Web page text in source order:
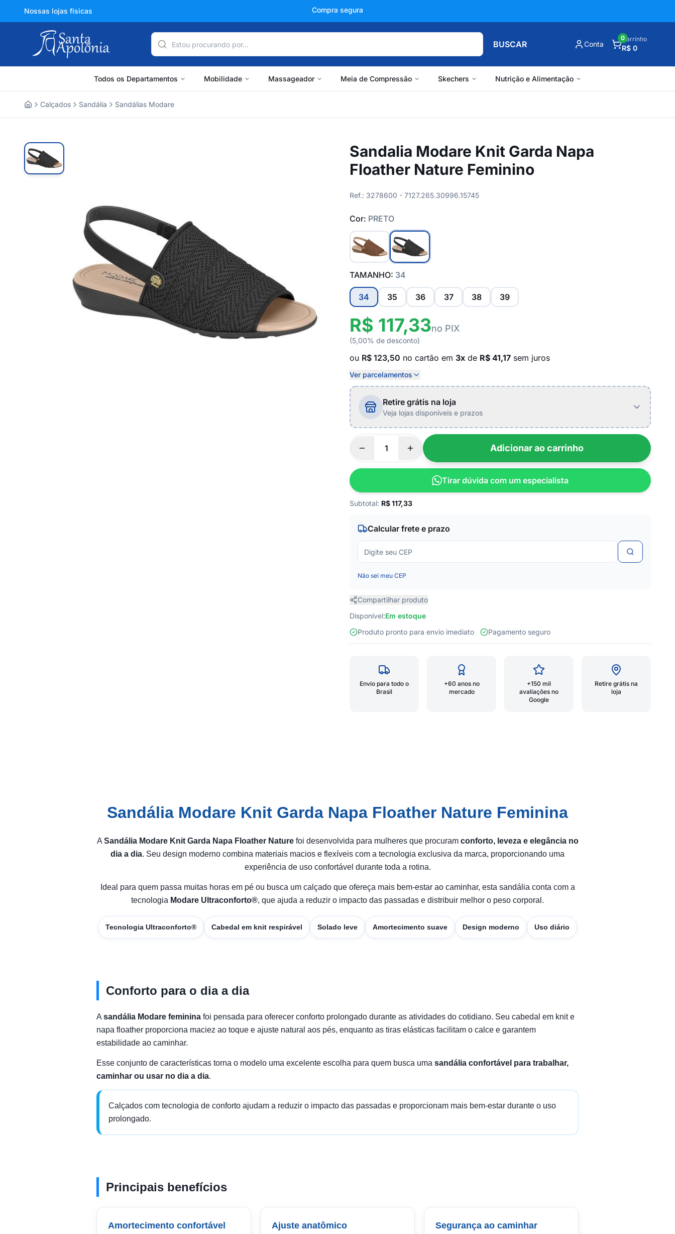
Nossas lojas físicas +150 mil avaliações
BUSCAR Conta
Carrinho
R$ 0
0
Todos os Departamentos Mobilidade Massageador Meia de Compressão Skechers Nutrição e Alimentação
Calçados Sandália Sandálias Modare
Sandalia Modare Knit Garda Napa
Floather Nature Feminino
Ref.: 3278600 - 7127.265.30996.15745
Cor: PRETO
TAMANHO: 34
34 35 36 37 38 39
R$ 117,33no PIX
(5,00% de desconto)
ou R$ 123,50 no cartão em 3x de R$ 41,17 sem juros
Ver parcelamentos
Retire grátis na loja
Veja lojas disponíveis e prazos
Adicionar ao carrinho
Tirar dúvida com um especialista
Subtotal: R$117,33
Calcular frete e prazo
Não sei meu CEP
Compartilhar produto
Disponível:Em estoque
Produto pronto para envio imediato
Pagamento seguro
Envio para todo o
Brasil
+60 anos no
mercado
+150 mil
avaliações no
Google
Retire grátis na
loja
Sandália Modare Knit Garda Napa Floather Nature Feminina
A Sandália Modare Knit Garda Napa Floather Naturefoi desenvolvida para mulheres que procuram conforto, leveza e elegância no
dia a dia. Seu design moderno combina materiais macios e flexíveis com a tecnologia exclusiva da marca, proporcionando uma
experiência de uso confortável durante toda a rotina.
Ideal para quem passa muitas horas em pé ou busca um calçado que ofereça mais bem-estar ao caminhar, esta sandália conta com a
tecnologia Modare Ultraconforto®, que ajuda a reduzir o impacto das passadas e distribuir melhor o peso corporal.
Tecnologia Ultraconforto® Cabedal em knit respirável Solado leve Amortecimento suave Design moderno Uso diário
Conforto para o dia a dia
A sandália Modare feminina foi pensada para oferecer conforto prolongado durante as atividades do cotidiano. Seu cabedal em knit e
napa floather proporciona maciez ao toque e ajuste natural aos pés, enquanto as tiras elásticas facilitam o calce e garantem
estabilidade ao caminhar.
Esse conjunto de características torna o modelo uma excelente escolha para quem busca uma sandália confortável para trabalhar,
caminhar ou usar no dia a dia.
Calçados com tecnologia de conforto ajudam a reduzir o impacto das passadas e proporcionam mais bem-estar durante o uso
prolongado.
Principais benefícios
Amortecimento confortável Ajuste anatômico Segurança ao caminhar